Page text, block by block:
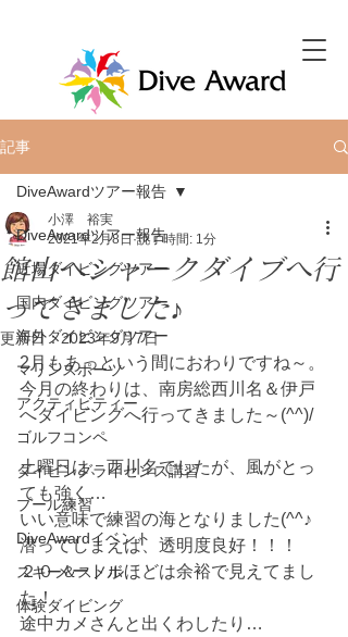
記事
DiveAwardツアー報告
近場ダイビングツアー
国内ダイビングツアー
海外ダイビングツアー
マリンスポーツ
アクティビティー
ゴルフコンペ
ダイビングライセンス講習
プール練習
DiveAwardイベント
スキー＆スノボ
体験ダイビング
DiveAwardツアー報告
館山へシャークダイブへ行
ってきました♪
小澤 裕実
2021年2月8日 読了時間: 1分
更新日：2023年9月7日
2月もあっという間におわりですね～。
今月の終わりは、南房総西川名＆伊戸
へダイビングへ行ってきました～(^^)/
土曜日は、西川名でしたが、風がとっ
ても強く…
いい意味で練習の海となりました(^^♪
潜ってしまえば、透明度良好！！！
２０メートルほどは余裕で見えてまし
た！
途中カメさんと出くわしたり…